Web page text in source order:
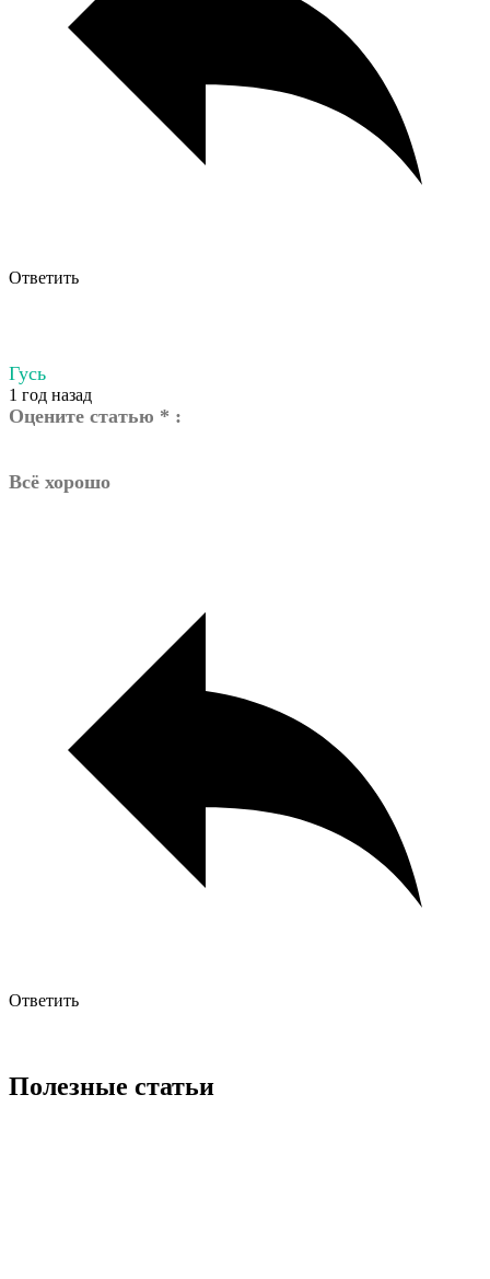
Ответить
Гусь
1 год назад
Оцените статью * :
Всё хорошо
Ответить
Полезные статьи